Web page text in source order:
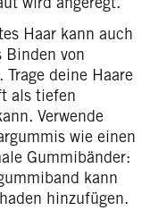
Haar kann auch
Binden von
deine Haare
als tiefen
Verwende
wie einen
Gummibänder:
kann
hinzufügen.